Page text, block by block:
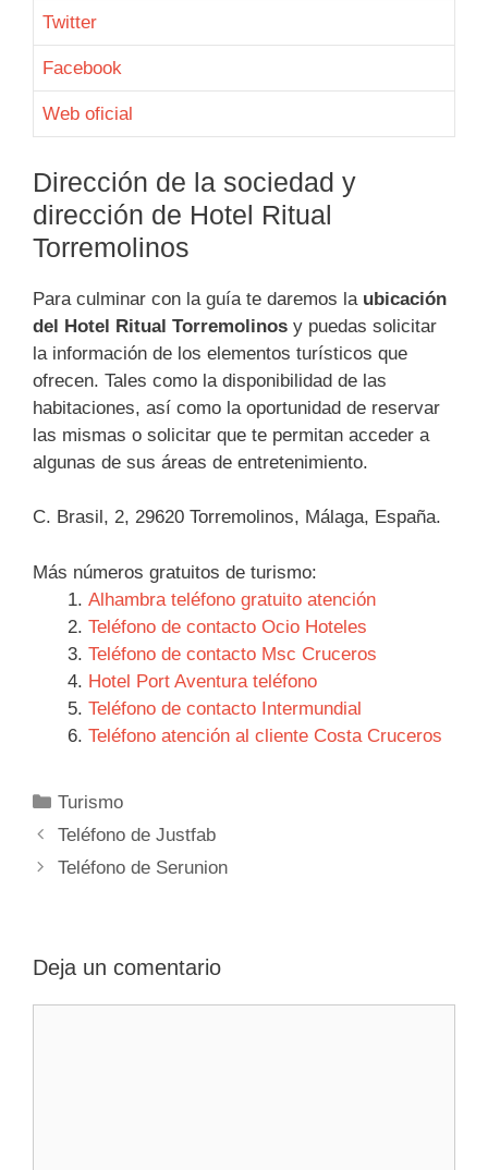
Twitter
Facebook
Web oficial
Dirección de la sociedad y
dirección de Hotel Ritual
Torremolinos
Para culminar con la guía te daremos la ubicación
del Hotel Ritual Torremolinos y puedas solicitar
la información de los elementos turísticos que
ofrecen. Tales como la disponibilidad de las
habitaciones, así como la oportunidad de reservar
las mismas o solicitar que te permitan acceder a
algunas de sus áreas de entretenimiento.
C. Brasil, 2, 29620 Torremolinos, Málaga, España.
Más números gratuitos de turismo:
Alhambra teléfono gratuito atención
Teléfono de contacto Ocio Hoteles
Teléfono de contacto Msc Cruceros
Hotel Port Aventura teléfono
Teléfono de contacto Intermundial
Teléfono atención al cliente Costa Cruceros
Categorías
Turismo
Navegación
de
Teléfono de Justfab
Teléfono de Serunion
Deja un comentario